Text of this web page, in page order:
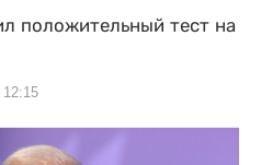
положительный тест на
12:15